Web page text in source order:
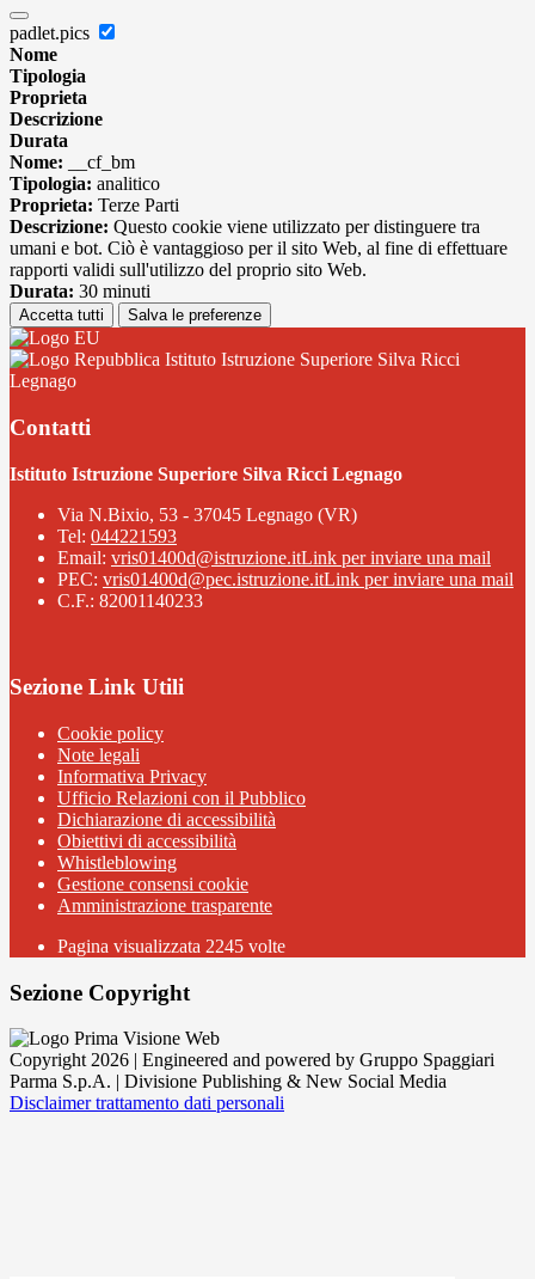
padlet.pics
Nome
Tipologia
Proprieta
Descrizione
Durata
Nome: __cf_bm
Tipologia: analitico
Proprieta: Terze Parti
Descrizione: Questo cookie viene utilizzato per distinguere tra
umani e bot. Ciò è vantaggioso per il sito Web, al fine di effettuare
rapporti validi sull'utilizzo del proprio sito Web.
Durata: 30 minuti
Accetta tutti Salva le preferenze
Istituto Istruzione Superiore Silva Ricci
Legnago
Contatti
Istituto Istruzione Superiore Silva Ricci Legnago
Via N.Bixio, 53 - 37045 Legnago (VR)
Tel: 044221593
Email: vris01400d@istruzione.itLink per inviare una mail
PEC: vris01400d@pec.istruzione.itLink per inviare una mail
C.F.: 82001140233
Sezione Link Utili
Cookie policy
Note legali
Informativa Privacy
Ufficio Relazioni con il Pubblico
Dichiarazione di accessibilità
Obiettivi di accessibilità
Whistleblowing
Gestione consensi cookie
Amministrazione trasparente
Pagina visualizzata 2245 volte
Sezione Copyright
Copyright 2026 | Engineered and powered by Gruppo Spaggiari
Parma S.p.A. | Divisione Publishing & New Social Media
Disclaimer trattamento dati personali